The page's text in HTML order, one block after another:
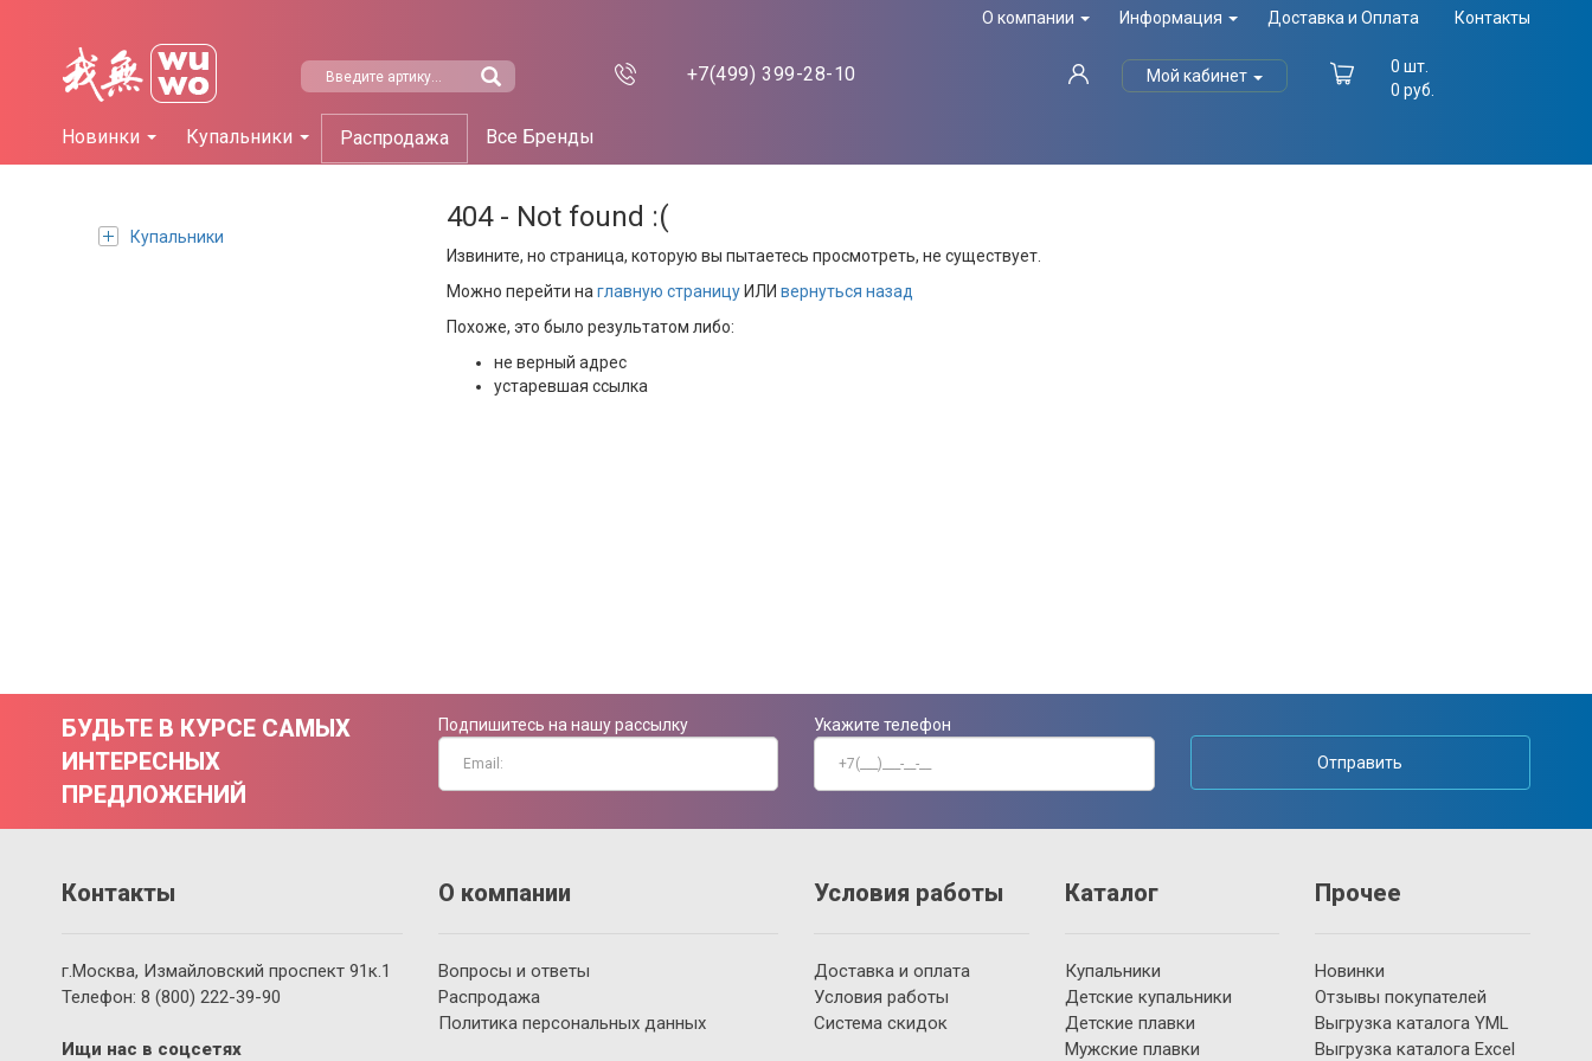
О компании Информация Доставка и Оплата Контакты
+7(499) 399-28-10 Мой кабинет
0 шт.
0 руб.
Новинки Купальники Распродажа Все Бренды
Купальники
404 - Not found :(
Извините, но страница, которую вы пытаетесь просмотреть, не существует.
Можно перейти на главную страницу ИЛИ вернуться назад
Похоже, это было результатом либо:
не верный адрес
устаревшая ссылка
БУДЬТЕ В КУРСЕ САМЫХ
ИНТЕРЕСНЫХ
ПРЕДЛОЖЕНИЙ
Подпишитесь на нашу рассылку
Укажите телефон
Отправить
Контакты
г.Москва, Измайловский проспект 91к.1
Телефон: 8 (800) 222-39-90
Ищи нас в соцсетях
О компании
Вопросы и ответы
Распродажа
Политика персональных данных
Условия работы
Доставка и оплата
Условия работы
Система скидок
Каталог
Купальники
Детские купальники
Детские плавки
Мужские плавки
Прочее
Новинки
Отзывы покупателей
Выгрузка каталога YML
Выгрузка каталога Excel